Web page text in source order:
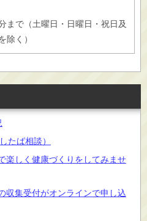
まで（土曜日・日曜日・祝日及
除く）
たば相談）
楽しく健康づくりをしてみませ
収集受付がオンラインで申し込